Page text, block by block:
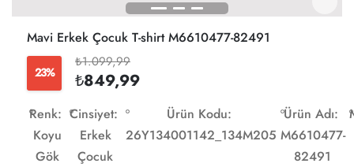
Mavi Erkek Çocuk T-shirt M6610477-82491
23%
₺1.099,99
₺849,99
Renk:
Koyu
Gök
Cinsiyet:
Erkek
Çocuk
Ürün Kodu:
26Y134001142_134M205
Ürün Adı:
M6610477-
82491